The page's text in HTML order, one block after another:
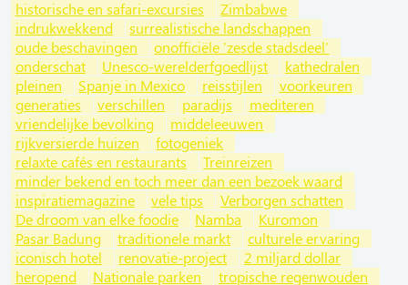
historische en safari-excursies
Zimbabwe
indrukwekkend
surrealistische landschappen
oude beschavingen
onofficiële 'zesde stadsdeel'
onderschat
Unesco-werelderfgoedlijst
kathedralen
pleinen
Spanje in Mexico reisstijlen
voorkeuren
generaties
verschillen paradijs
mediteren
vriendelijke bevolking
middeleeuwen
rijkversierde huizen
fotogeniek
relaxte cafés en restaurants
Treinreizen
minder bekend en toch meer dan een bezoek waard
inspiratiemagazine
vele tips
Verborgen schatten
De droom van elke foodie
Namba
Kuromon
Pasar Badung
traditionele markt
culturele ervaring
iconisch hotel
renovatie-project
2 miljard dollar
heropend
Nationale parken
tropische regenwouden